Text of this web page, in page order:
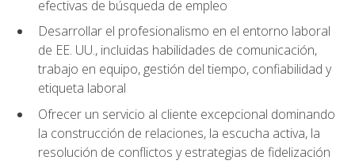
efectivas de búsqueda de empleo
Desarrollar el profesionalismo en el entorno laboral
de EE. UU., incluidas habilidades de comunicación,
trabajo en equipo, gestión del tiempo, confiabilidad y
etiqueta laboral
Ofrecer un servicio al cliente excepcional dominando
la construcción de relaciones, la escucha activa, la
resolución de conflictos y estrategias de fidelización